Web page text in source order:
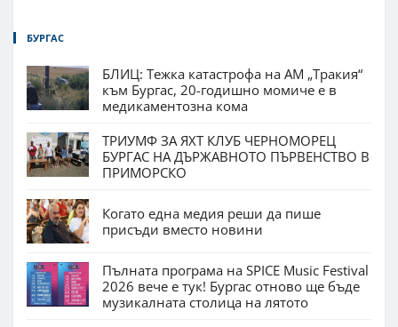
БУРГАС
БЛИЦ: Тежка катастрофа на АМ „Тракия“
към Бургас, 20-годишно момиче е в
медикаментозна кома
ТРИУМФ ЗА ЯХТ КЛУБ ЧЕРНОМОРЕЦ
БУРГАС НА ДЪРЖАВНОТО ПЪРВЕНСТВО В
ПРИМОРСКО
Когато една медия реши да пише
присъди вместо новини
Пълната програма на SPICE Music Festival
2026 вече е тук! Бургас отново ще бъде
музикалната столица на лятото